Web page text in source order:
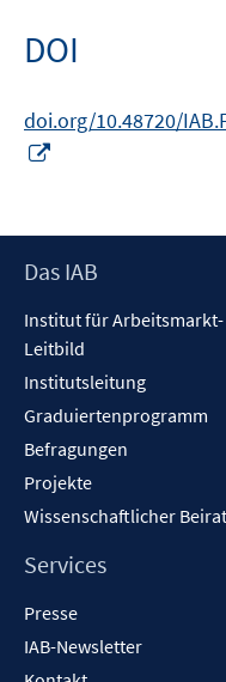
DOI
doi.org/10.48720/
öffnen
Footer
Das IAB
Institut für
Leitbild
Institutsleitung
Graduiertenprogramm
Befragungen
Projekte
Wissenschaftlicher Beirat
Services
Presse
IAB-Newsletter